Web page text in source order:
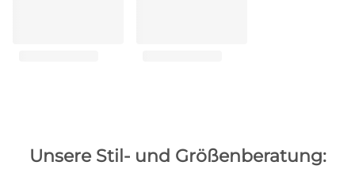
Unsere Stil- und Größenberatung: